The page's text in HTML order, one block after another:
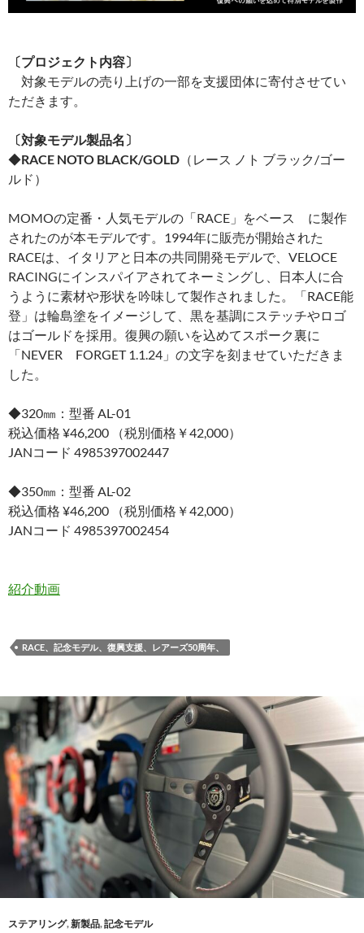
〔プロジェクト内容〕
対象モデルの売り上げの一部を支援団体に寄付させてい
ただきます。
〔対象モデル製品名〕
◆RACE NOTO BLACK/GOLD （レース ノト ブラック/ゴー
ルド）
MOMOの定番・人気モデルの「RACE」をベース に製作
されたのが本モデルです。1994年に販売が開始された
RACEは、イタリアと日本の共同開発モデルで、VELOCE
RACINGにインスパイアされてネーミングし、日本人に合
うように素材や形状を吟味して製作されました。「RACE能
登」は輪島塗をイメージして、黒を基調にステッチやロゴ
はゴールドを採用。復興の願いを込めてスポーク裏に
「NEVER FORGET 1.1.24」の文字を刻ませていただきま
した。
◆320㎜：型番 AL-01
税込価格 ¥46,200 （税別価格￥42,000）
JANコード 4985397002447
◆350㎜：型番 AL-02
税込価格 ¥46,200 （税別価格￥42,000）
JANコード 4985397002454
紹介動画
RACE、記念モデル、復興支援、レアーズ50周年、
ステアリング,新製品,記念モデル